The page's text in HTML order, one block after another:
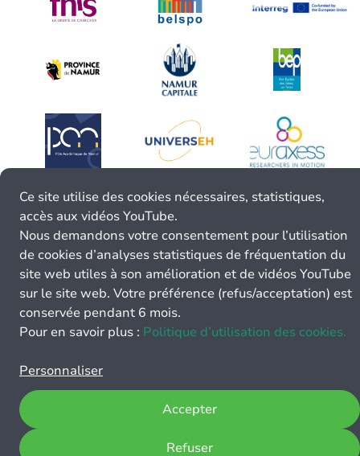
Ce site utilise des cookies nécessaires, statistiques,
accès aux vidéos YouTube.
Nous demandons votre consentement pour l’utilisation
de cookies d’analyses statistiques de fréquentation du
site web utiles à son amélioration et de vidéos YouTube
sur le site web. Votre préférence (refus/acceptation) est
conservée pendant 6 mois.
Pour en savoir plus : Politique d’utilisation des cookies.
Personnaliser
Refuser
Accepter